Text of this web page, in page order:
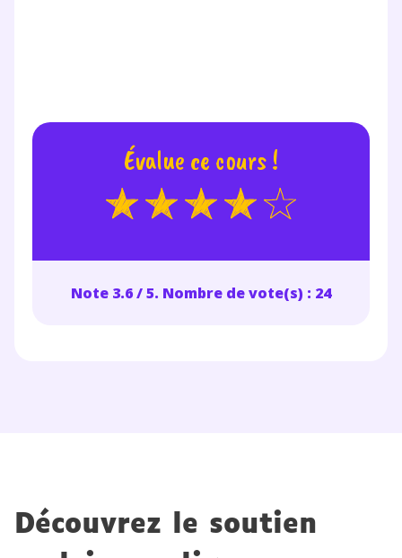
Évalue ce cours !
Note 3.6 / 5. Nombre de vote(s) : 24
Découvrez le soutien